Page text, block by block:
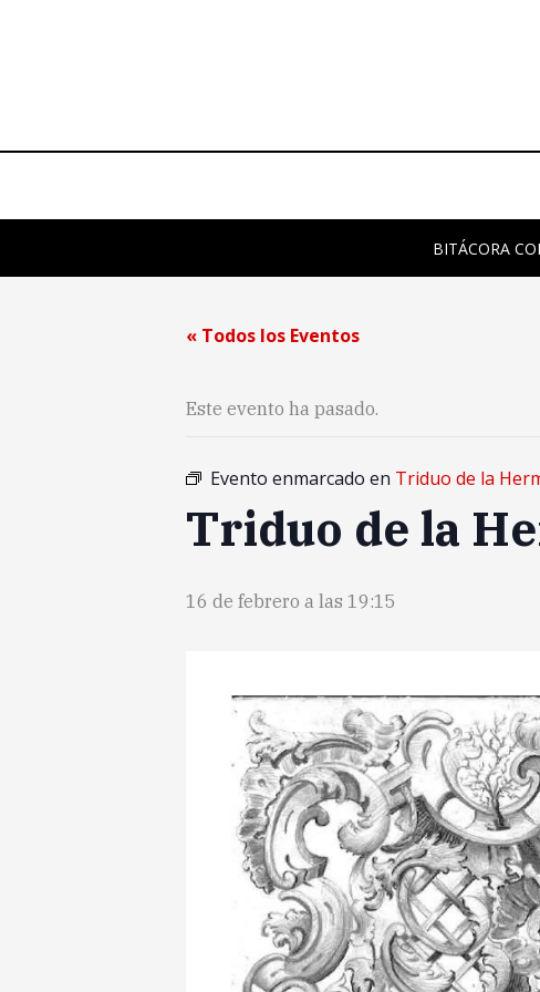
BITÁCORA
« Todos los Eventos
Este evento ha pasado.
Evento enmarcado en Triduo de la
Triduo de la
16 de febrero a las 19:15